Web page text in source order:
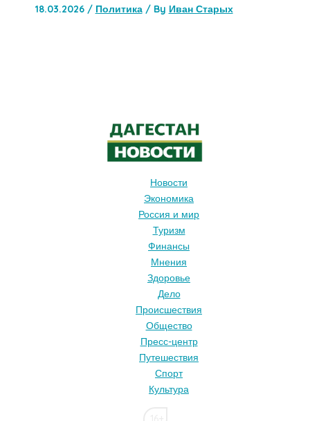
18.03.2026 / Политика/ By Иван Старых
Новости
Экономика
Россия и мир
Туризм
Финансы
Мнения
Здоровье
Дело
Происшествия
Общество
Пресс-центр
Путешествия
Спорт
Культура